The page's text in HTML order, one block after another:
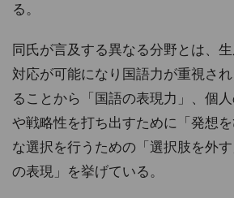
る。
同氏が言及する異なる分野とは、
対応が可能になり国語力が重視さ
ることから「国語の表現力」、個
や戦略性を打ち出すために「発想
な選択を行うための「選択肢を外
の表現」を挙げている。